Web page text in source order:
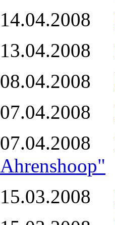
14.04.2008
13.04.2008
08.04.2008
07.04.2008
07.04.2008
Ahrenshoop"
15.03.2008